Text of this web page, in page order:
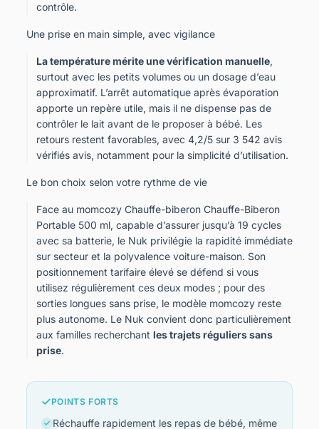
contrôle.
Une prise en main simple, avec vigilance
La température mérite une vérification manuelle,
surtout avec les petits volumes ou un dosage d’eau
approximatif. L’arrêt automatique après évaporation
apporte un repère utile, mais il ne dispense pas de
contrôler le lait avant de le proposer à bébé. Les
retours restent favorables, avec 4,2/5 sur 3 542 avis
vérifiés avis, notamment pour la simplicité d’utilisation.
Le bon choix selon votre rythme de vie
Face au momcozy Chauffe-biberon Chauffe-Biberon
Portable 500 ml, capable d’assurer jusqu’à 19 cycles
avec sa batterie, le Nuk privilégie la rapidité immédiate
sur secteur et la polyvalence voiture-maison. Son
positionnement tarifaire élevé se défend si vous
utilisez régulièrement ces deux modes ; pour des
sorties longues sans prise, le modèle momcozy reste
plus autonome. Le Nuk convient donc particulièrement
aux familles recherchant les trajets réguliers sans
prise.
POINTS FORTS
Réchauffe rapidement les repas de bébé, même